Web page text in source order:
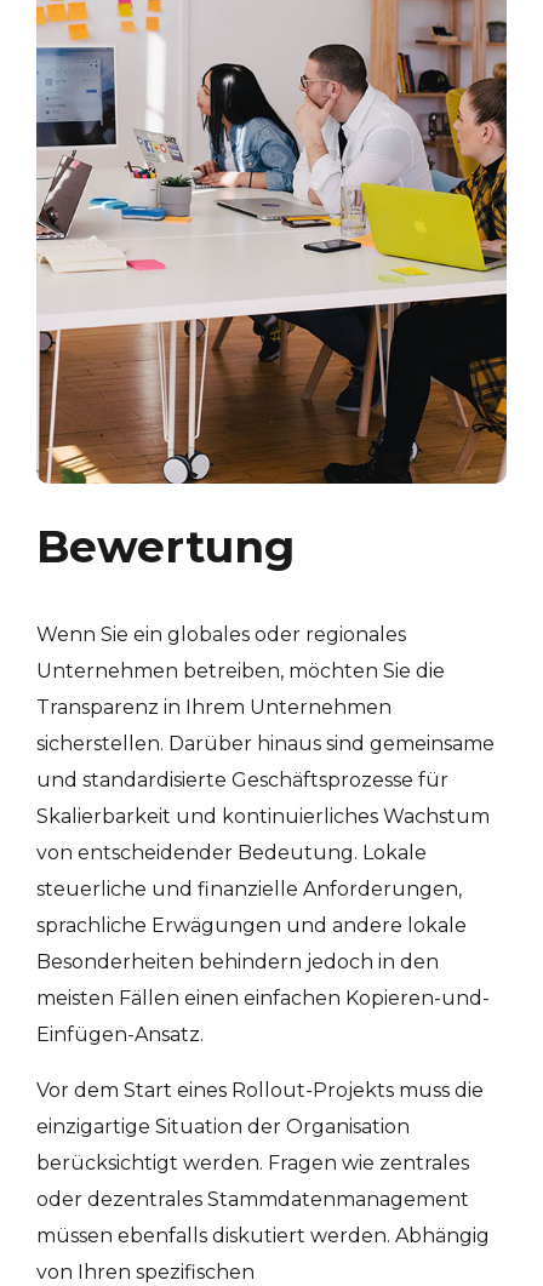
Bewertung
Wenn Sie ein globales oder regionales
Unternehmen betreiben, möchten Sie die
Transparenz in Ihrem Unternehmen
sicherstellen. Darüber hinaus sind gemeinsame
und standardisierte Geschäftsprozesse für
Skalierbarkeit und kontinuierliches Wachstum
von entscheidender Bedeutung. Lokale
steuerliche und finanzielle Anforderungen,
sprachliche Erwägungen und andere lokale
Besonderheiten behindern jedoch in den
meisten Fällen einen einfachen Kopieren-und-
Einfügen-Ansatz.
Vor dem Start eines Rollout-Projekts muss die
einzigartige Situation der Organisation
berücksichtigt werden. Fragen wie zentrales
oder dezentrales Stammdatenmanagement
müssen ebenfalls diskutiert werden. Abhängig
von Ihren spezifischen